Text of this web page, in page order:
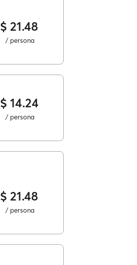
$ 21.48
/ persona
$ 14.24
/ persona
$ 21.48
/ persona